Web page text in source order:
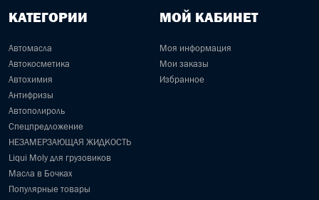
КАТЕГОРИИ
Автомасла
Автокосметика
Автохимия
Антифризы
Автополироль
Спецпредложение
НЕЗАМЕРЗАЮЩАЯ ЖИДКОСТЬ
Liqui Moly для грузовиков
Масла в Бочках
Популярные товары
МОЙ КАБИНЕТ
Моя информация
Мои заказы
Избранное